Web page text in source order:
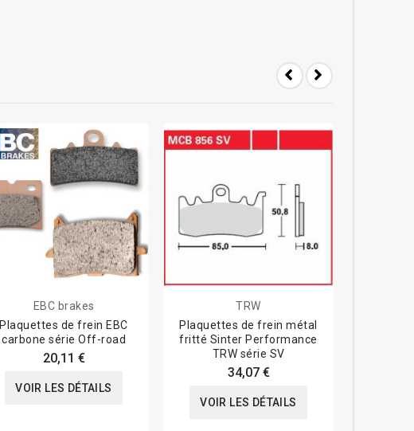
EBC brakes
Plaquettes de frein EBC
carbone série Off-road
20,11 €
VOIR LES DÉTAILS
TRW
Plaquettes de frein métal
fritté Sinter Performance
TRW série SV
34,07 €
VOIR LES DÉTAILS